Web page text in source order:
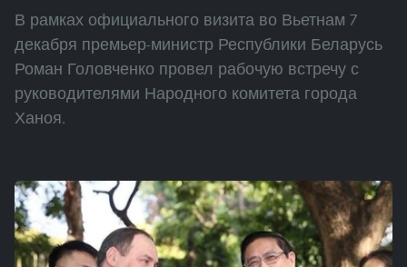
В рамках официального визита во Вьетнам 7
декабря премьер-министр Республики Беларусь
Роман Головченко провел рабочую встречу с
руководителями Народного комитета города
Ханоя.